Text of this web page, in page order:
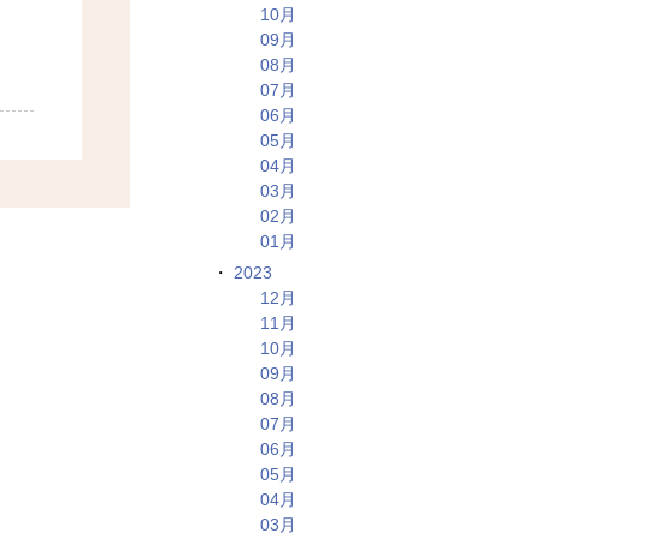
10月
09月
08月
07月
06月
05月
04月
03月
02月
01月
2023
12月
11月
10月
09月
08月
07月
06月
05月
04月
03月